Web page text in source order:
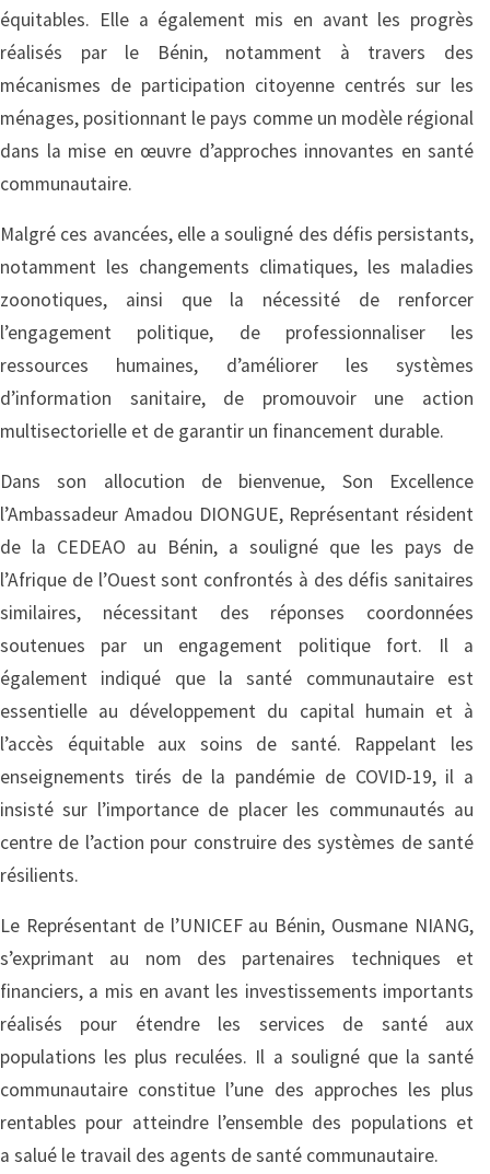
équitables. Elle a également mis en avant les progrès
réalisés par le Bénin, notamment à travers des
mécanismes de participation citoyenne centrés sur les
ménages, positionnant le pays comme un modèle régional
dans la mise en œuvre d’approches innovantes en santé
communautaire.
Malgré ces avancées, elle a souligné des défis persistants,
notamment les changements climatiques, les maladies
zoonotiques, ainsi que la nécessité de renforcer
l’engagement politique, de professionnaliser les
ressources humaines, d’améliorer les systèmes
d’information sanitaire, de promouvoir une action
multisectorielle et de garantir un financement durable.
Dans son allocution de bienvenue, Son Excellence
l’Ambassadeur Amadou DIONGUE, Représentant résident
de la CEDEAO au Bénin, a souligné que les pays de
l’Afrique de l’Ouest sont confrontés à des défis sanitaires
similaires, nécessitant des réponses coordonnées
soutenues par un engagement politique fort. Il a
également indiqué que la santé communautaire est
essentielle au développement du capital humain et à
l’accès équitable aux soins de santé. Rappelant les
enseignements tirés de la pandémie de COVID-19, il a
insisté sur l’importance de placer les communautés au
centre de l’action pour construire des systèmes de santé
résilients.
Le Représentant de l’UNICEF au Bénin, Ousmane NIANG,
s’exprimant au nom des partenaires techniques et
financiers, a mis en avant les investissements importants
réalisés pour étendre les services de santé aux
populations les plus reculées. Il a souligné que la santé
communautaire constitue l’une des approches les plus
rentables pour atteindre l’ensemble des populations et
a salué le travail des agents de santé communautaire.